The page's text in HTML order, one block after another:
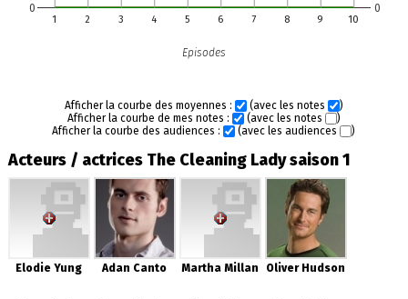
1 2 3 4 5 6 7 8 9 10
0 0
Episodes
Afficher la courbe des moyennes : (avec les notes
)
Afficher la courbe de mes notes :
(avec les notes
)
Afficher la courbe des audiences :
(avec les audiences )
Acteurs / actrices The Cleaning Lady saison 1
Elodie Yung Adan Canto Martha Millan Oliver Hudson